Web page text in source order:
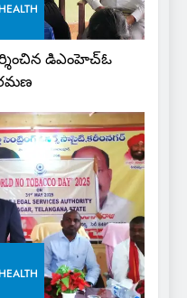
HEALTH
డిఎంహెచ్‌ఓ
HEALTH